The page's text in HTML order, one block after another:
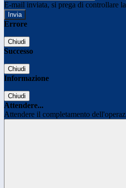
E-mail inviata, si prega di controllare
Errore
Chiudi
Successo
Chiudi
Informazione
Chiudi
Attendere...
Attendere il completamento